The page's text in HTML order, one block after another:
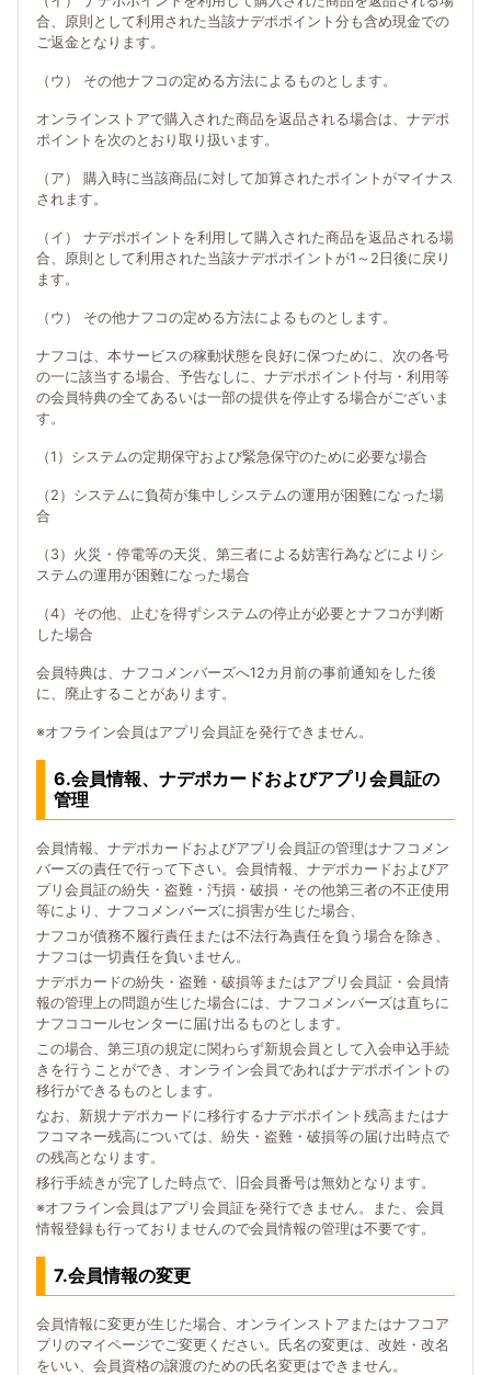
合、原則として利用された当該ナデポポイント分も含め現金での
ご返金となります。
（ウ） その他ナフコの定める方法によるものとします。
オンラインストアで購入された商品を返品される場合は、ナデポ
ポイントを次のとおり取り扱います。
（ア） 購入時に当該商品に対して加算されたポイントがマイナス
されます。
（イ） ナデポポイントを利用して購入された商品を返品される場
合、原則として利用された当該ナデポポイントが1～2日後に戻り
ます。
（ウ） その他ナフコの定める方法によるものとします。
ナフコは、本サービスの稼動状態を良好に保つために、次の各号
の一に該当する場合、予告なしに、ナデポポイント付与・利用等
の会員特典の全てあるいは一部の提供を停止する場合がございま
す。
（1）システムの定期保守および緊急保守のために必要な場合
（2）システムに負荷が集中しシステムの運用が困難になった場
合
（3）火災・停電等の天災、第三者による妨害行為などによりシ
ステムの運用が困難になった場合
（4）その他、止むを得ずシステムの停止が必要とナフコが判断
した場合
会員特典は、ナフコメンバーズへ12カ月前の事前通知をした後
に、廃止することがあります。
※オフライン会員はアプリ会員証を発行できません。
6.会員情報、ナデポカードおよびアプリ会員証の
管理
会員情報、ナデポカードおよびアプリ会員証の管理はナフコメン
バーズの責任で行って下さい。会員情報、ナデポカードおよびア
プリ会員証の紛失・盗難・汚損・破損・その他第三者の不正使用
等により、ナフコメンバーズに損害が生じた場合、
ナフコが債務不履行責任または不法行為責任を負う場合を除き、
ナフコは一切責任を負いません。
ナデポカードの紛失・盗難・破損等またはアプリ会員証・会員情
報の管理上の問題が生じた場合には、ナフコメンバーズは直ちに
ナフココールセンターに届け出るものとします。
この場合、第三項の規定に関わらず新規会員として入会申込手続
きを行うことができ、オンライン会員であればナデポポイントの
移行ができるものとします。
なお、新規ナデポカードに移行するナデポポイント残高またはナ
フコマネー残高については、紛失・盗難・破損等の届け出時点で
の残高となります。
移行手続きが完了した時点で、旧会員番号は無効となります。
※オフライン会員はアプリ会員証を発行できません。また、会員
情報登録も行っておりませんので会員情報の管理は不要です。
7.会員情報の変更
会員情報に変更が生じた場合、オンラインストアまたはナフコア
プリのマイページでご変更ください。氏名の変更は、改姓・改名
をいい、会員資格の譲渡のための氏名変更はできません。